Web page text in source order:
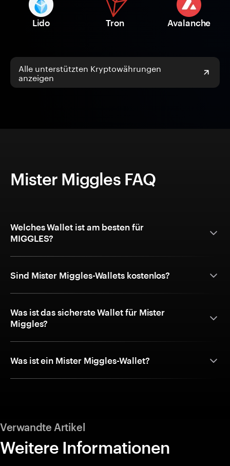
Lido Tron Avalanche
Alle unterstützten Kryptowährungen
anzeigen
Mister Miggles FAQ
Welches Wallet ist am besten für
MIGGLES?
Sind Mister Miggles-Wallets kostenlos?
Was ist das sicherste Wallet für Mister
Miggles?
Was ist ein Mister Miggles-Wallet?
Verwandte Artikel
Weitere Informationen